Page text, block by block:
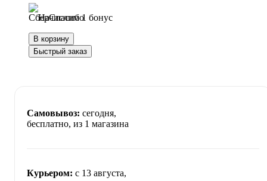
Начислим 1 бонус
В корзину
Быстрый заказ
Самовывоз: сегодня,
бесплатно, из 1 магазина
Курьером: c 13 августа,